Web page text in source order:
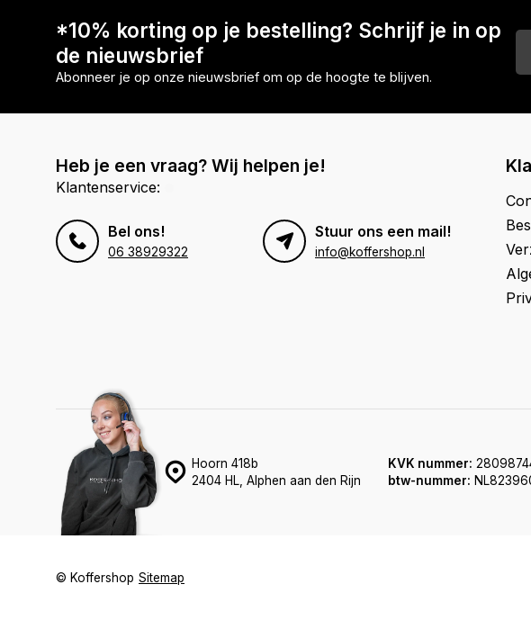
*10% korting op je bestelling? Schrijf je in op
de nieuwsbrief
Abonneer je op onze nieuwsbrief om op de hoogte te blijven.
Heb je een vraag? Wij helpen je!
Klantenservice:
Bel ons!
06 38929322
Stuur ons een mail!
info@koffershop.nl
Hoorn 418b
2404 HL, Alphen aan den Rijn
KVK nummer:
btw-nummer:
© Koffershop Sitemap